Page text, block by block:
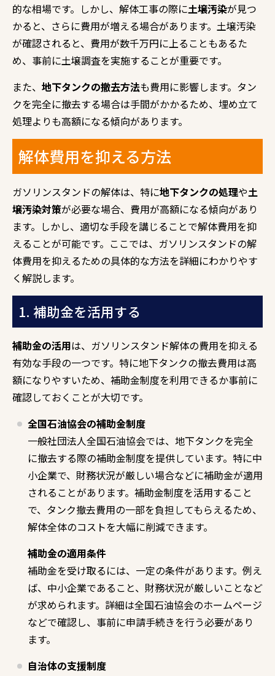
的な相場です。しかし、解体工事の際に土壌汚染が見つ
かると、さらに費用が増える場合があります。土壌汚染
が確認されると、費用が数千万円に上ることもあるた
め、事前に土壌調査を実施することが重要です。
また、 地下タンクの撤去方法も費用に影響します。タン
クを完全に撤去する場合は手間がかかるため、埋め立て
処理よりも高額になる傾向があります。
解体費用を抑える方法
ガソリンスタンドの解体は、特に地下タンクの処理や土
壌汚染対策が必要な場合、費用が高額になる傾向があり
ます。しかし、適切な手段を講じることで解体費用を抑
えることが可能です。ここでは、ガソリンスタンドの解
体費用を抑えるための具体的な方法を詳細にわかりやす
く解説します。
1. 補助金を活用する
補助金の活用は、ガソリンスタンド解体の費用を抑える
有効な手段の一つです。特に地下タンクの撤去費用は高
額になりやすいため、補助金制度を利用できるか事前に
確認しておくことが大切です。
全国石油協会の補助金制度
一般社団法人全国石油協会では、地下タンクを完全
に撤去する際の補助金制度を提供しています。特に中
小企業で、財務状況が厳しい場合などに補助金が適用
されることがあります。補助金制度を活用すること
で、タンク撤去費用の一部を負担してもらえるため、
解体全体のコストを大幅に削減できます。
補助金の適用条件
補助金を受け取るには、一定の条件があります。例え
ば、中小企業であること、財務状況が厳しいことなど
が求められます。詳細は全国石油協会のホームページ
などで確認し、事前に申請手続きを行う必要があり
ます。
自治体の支援制度